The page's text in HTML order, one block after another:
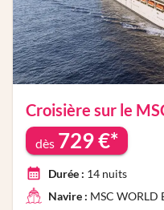
Croisière sur le
dès 729€*
Durée : 14 nuits
Navire : MSC WORLD